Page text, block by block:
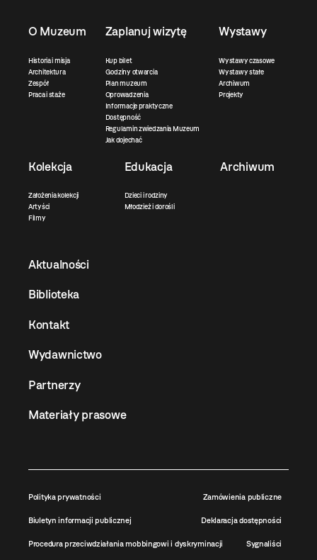
O Muzeum
Historia i misja
Architektura
Zespół
Praca i staże
Zaplanuj wizytę
Kup bilet
Godziny otwarcia
Plan muzeum
Oprowadzenia
Informacje praktyczne
Dostępność
Regulamin zwiedzania Muzeum
Jak dojechać
Wystawy
Wystawy czasowe
Wystawy stałe
Archiwum
Projekty
Kolekcja
Założenia kolekcji
Artyści
Filmy
Edukacja
Dzieci i rodziny
Młodzież i dorośli
Archiwum
Aktualności
Biblioteka
Kontakt
Wydawnictwo
Partnerzy
Materiały prasowe
Polityka prywatności Zamówienia publiczne
Biuletyn informacji publicznej Deklaracja dostępności
Procedura przeciwdziałania mobbingowi i dyskryminacji Sygnaliści